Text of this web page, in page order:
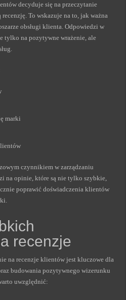
decyduje się na przeczytanie
To wskazuje na to, jak ważna
obsługi klienta. Odpowiedzi w
tylko na pozytywne wrażenie, ale
marki
czynnikiem w zarządzaniu
na opinie, które są nie tylko szybkie,
poprawić doświadczenia klientów
recenzje
na recenzje klientów jest kluczowe dla
budowania pozytywnego wizerunku
uwzględnić: